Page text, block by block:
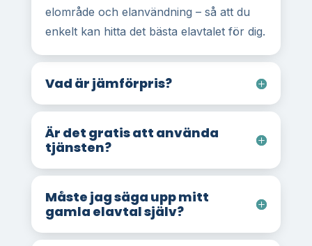
elområde och elanvändning – så att du
enkelt kan hitta det bästa elavtalet för dig.
Vad är jämförpris?
Är det gratis att använda
tjänsten?
Måste jag säga upp mitt
gamla elavtal själv?